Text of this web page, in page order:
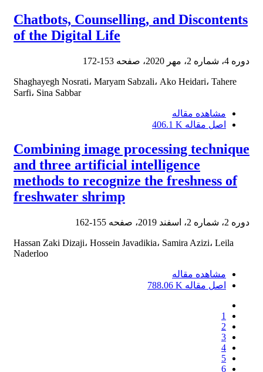
Chatbots, Counselling, and Discontents
of the Digital Life
دوره 4، شماره 2، مهر 2020، صفحه 153-172
Shaghayegh Nosrati، Maryam Sabzali، Ako Heidari، Tahere
Sarfi، Sina Sabbar
مشاهده مقاله
اصل مقاله 406.1 K
Combining image processing technique
and three artificial intelligence
methods to recognize the freshness of
freshwater shrimp
دوره 2، شماره 2، اسفند 2019، صفحه 155-162
Hassan Zaki Dizaji، Hossein Javadikia، Samira Azizi، Leila
Naderloo
مشاهده مقاله
اصل مقاله 788.06 K
1
2
3
4
5
6